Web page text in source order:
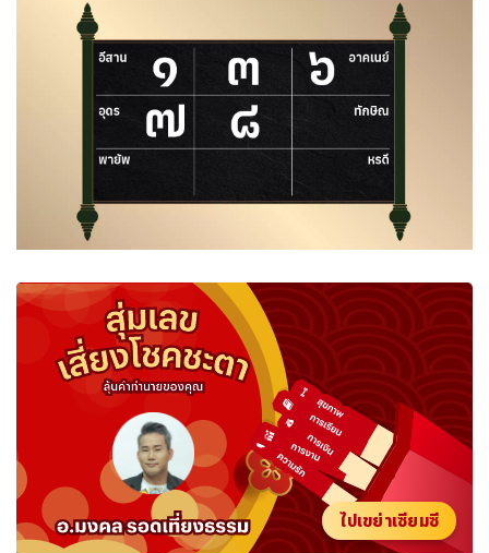
ไปเขย่าเซียมซี